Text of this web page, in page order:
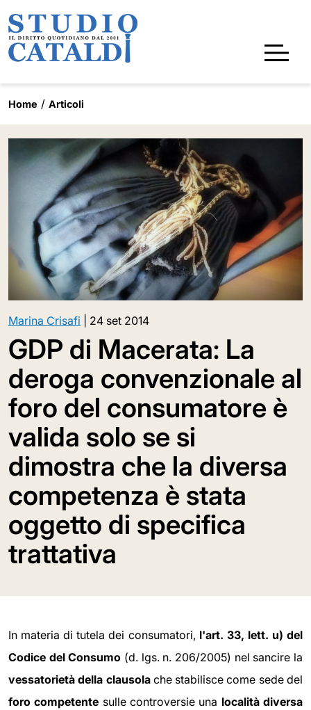
Home Articoli
Marina Crisafi 24 set 2014
GDP di Macerata: La
deroga convenzionale al
foro del consumatore è
valida solo se si
dimostra che la diversa
competenza è stata
oggetto di specifica
trattativa
In materia di tutela dei consumatori, l'art. 33, lett. u) del
Codice del Consumo (d. lgs. n. 206/2005) nel sancire la
vessatorietà della clausolache stabilisce come sede del
foro competente sulle controversie una località diversa